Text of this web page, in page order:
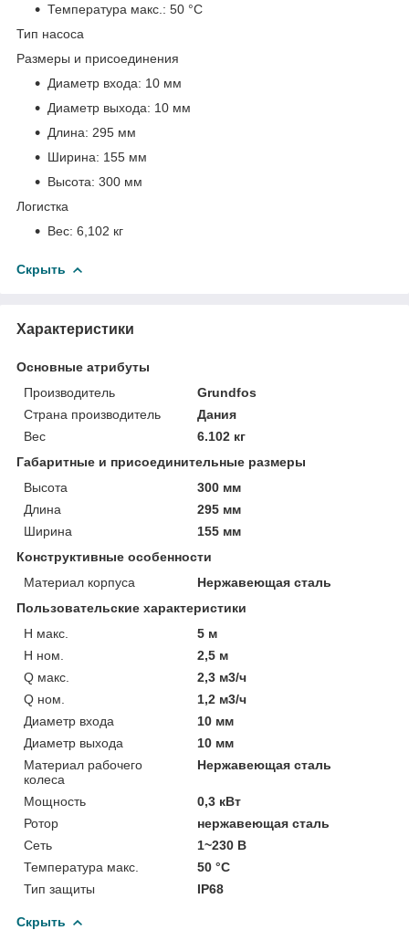
Температура макс.: 50 °С
Тип насоса
Размеры и присоединения
Диаметр входа: 10 мм
Диаметр выхода: 10 мм
Длина: 295 мм
Ширина: 155 мм
Высота: 300 мм
Логистка
Вес: 6,102 кг
Скрыть
Характеристики
Основные атрибуты
Производитель
Grundfos
Страна производитель
Дания
Вес
6.102 кг
Габаритные и присоединительные размеры
Высота
300 мм
Длина
295 мм
Ширина
155 мм
Конструктивные особенности
Материал корпуса
Нержавеющая сталь
Пользовательские характеристики
H макс.
5 м
H ном.
2,5 м
Q макс.
2,3 м3/ч
Q ном.
1,2 м3/ч
Диаметр входа
10 мм
Диаметр выхода
10 мм
Материал рабочего
колеса
Нержавеющая сталь
Мощность
0,3 кВт
Ротор
нержавеющая сталь
Сеть
1~230 В
Температура макс.
50 °С
Тип защиты
IP68
Скрыть